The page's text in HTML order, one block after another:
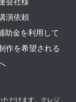
会社様
演依頼
助金を利用して
作を希望される
ただけます。クレジ